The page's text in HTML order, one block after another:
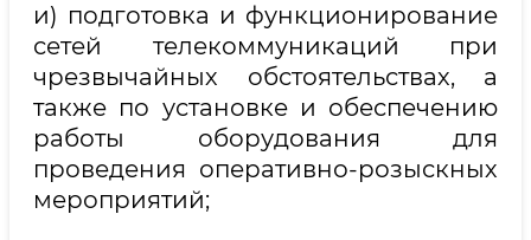
и) подготовка и функционирование
сетей телекоммуникаций при
чрезвычайных обстоятельствах, а
также по установке и обеспечению
работы оборудования для
проведения оперативно-розыскных
мероприятий;